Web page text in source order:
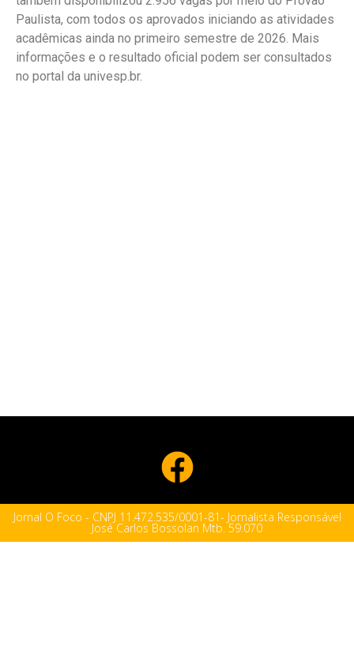
Paulista, com todos os aprovados iniciando as atividades
acadêmicas ainda no primeiro semestre de 2026. Mais
informações e o resultado oficial podem ser consultados
no portal da univesp.br⁠.
Jornal O Foco - CNPJ 11.472.535/0001-81- Jornalista Responsável
José Carlos Bossolan Mtb. 59.070